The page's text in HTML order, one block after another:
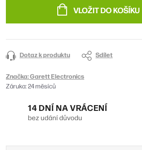
VLOŽIT DO KOŠÍKU
Dotaz k produktu Sdílet
Značka:Garett Electronics
Záruka:24 měsíců
14 DNÍ NA VRÁCENÍ
bez udání důvodu